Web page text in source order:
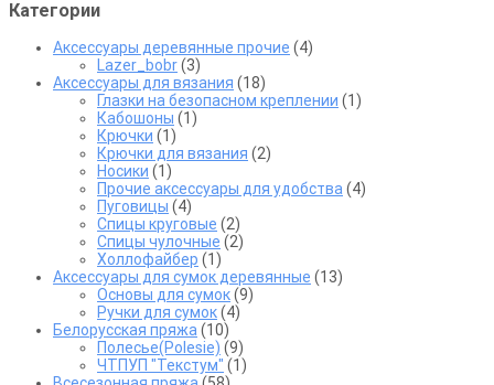
Категории
Аксессуары деревянные прочие (4)
Lazer_bobr(3)
Аксессуары для вязания (18)
Глазки на безопасном креплении (1)
Кабошоны (1)
Крючки (1)
Крючки для вязания (2)
Носики (1)
Прочие аксессуары для удобства (4)
Пуговицы (4)
Спицы круговые (2)
Спицы чулочные (2)
Холлофайбер (1)
Аксессуары для сумок деревянные (13)
Основы для сумок(9)
Ручки для сумок(4)
Белорусская пряжа (10)
Полесье(Polesie) (9)
ЧТПУП "Текстум" (1)